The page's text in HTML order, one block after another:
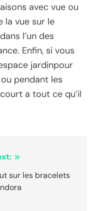
avec vue ou
la vue sur le
l’un des
Enfin, si vous
jardinpour
pendant les
a tout ce qu’il
sur les bracelets